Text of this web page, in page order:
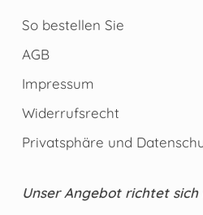
So bestellen Sie
AGB
Impressum
Widerrufsrecht
Privatsphäre und
Unser Angebot richtet